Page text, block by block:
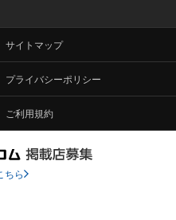
サイトマップ
プライバシーポリシー
ご利用規約
ちら